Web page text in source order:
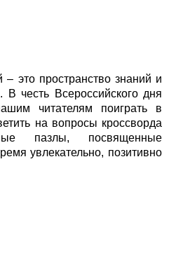
– это пространство знаний и
В честь Всероссийского дня
читателям поиграть в
на вопросы кроссворда
пазлы, посвященные
увлекательно, позитивно